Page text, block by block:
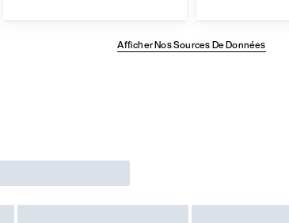
Afficher Nos Sources De Données